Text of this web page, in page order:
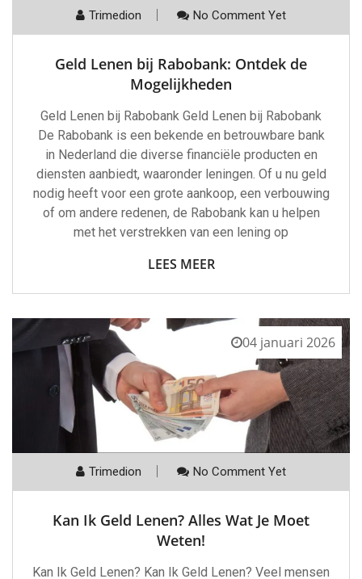
Trimedion No Comment Yet
Geld Lenen bij Rabobank: Ontdek de
Mogelijkheden
Geld Lenen bij Rabobank Geld Lenen bij Rabobank
De Rabobank is een bekende en betrouwbare bank
in Nederland die diverse financiële producten en
diensten aanbiedt, waaronder leningen. Of u nu geld
nodig heeft voor een grote aankoop, een verbouwing
of om andere redenen, de Rabobank kan u helpen
met het verstrekken van een lening op
LEES MEER
04 januari 2026
Trimedion No Comment Yet
Kan Ik Geld Lenen? Alles Wat Je Moet
Weten!
Kan Ik Geld Lenen? Kan Ik Geld Lenen? Veel mensen